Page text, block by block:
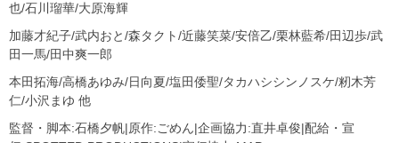
也/石川瑠華/大原海輝
加藤才紀子/武内おと/森タクト/近藤笑菜/安倍乙/栗林藍希/田辺歩/武
田一馬/田中爽一郎
本田拓海/高橋あゆみ/日向夏/塩田倭聖/タカハシシンノスケ/籾木芳
仁/小沢まゆ 他
監督・脚本:石橋夕帆|原作:ごめん|企画協力:直井卓俊|配給・宣